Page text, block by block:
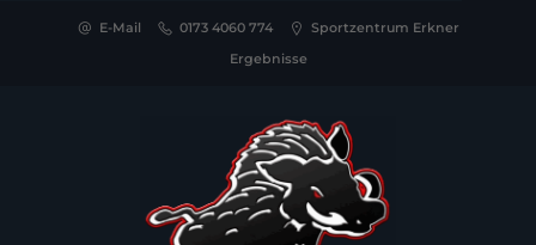
E-Mail 0173 4060 774
Sportzentrum Erkner
Ergebnisse